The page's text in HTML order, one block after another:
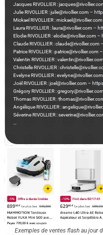
Jacques RIVOLLIER :
Julie RIVOLLIER : julie@rivollier.com –
Mickael RIVOLLIER :
Laura RIVOLLIER : laura@rivollier.com –
Elodie RIVOLLIER : elodie@rivollier.com –
Claude RIVOLLIER : claude@rivollier.com –
Patrice RIVOLLIER : patrice@rivollier.com –
Valentin RIVOLLIER :
Christelle RIVOLLIER :
Evelyne RIVOLLIER :
Joël RIVOLLIER : joel@rivollier.com –
Grégory RIVOLLIER :
Thomas RIVOLLIER :
Angélique RIVOLLIER :
Séverine RIVOLLIER :
Exemples de ventes flash au jour